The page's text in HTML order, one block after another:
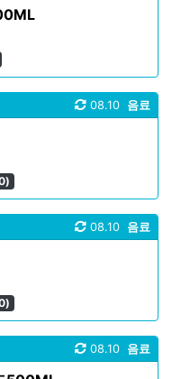
음료
08.10
음료
08.10
음료
08.10